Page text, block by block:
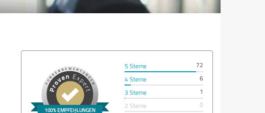
5 Sterne
72
4 Sterne
6
3 Sterne
1
2 Sterne
0